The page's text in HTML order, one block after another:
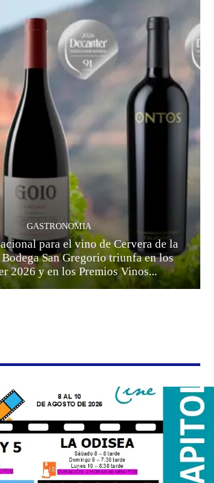
GASTRONOMIA
para el vino de Cervera de la
San Gregorio triunfa en los
2026 y en los Premios Vinos...